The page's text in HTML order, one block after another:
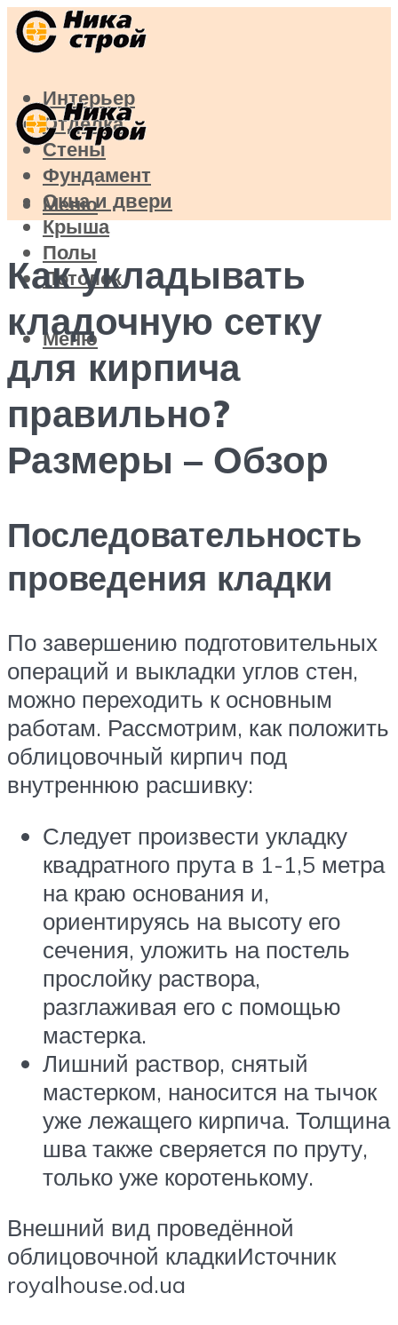
Интерьер
Отделка
Стены
Фундамент
Окна и двери
Крыша
Полы
Потолок
Меню
Меню
Как укладывать
кладочную сетку
для кирпича
правильно?
Размеры – Обзор
Последовательность
проведения кладки
По завершению подготовительных
операций и выкладки углов стен,
можно переходить к основным
работам. Рассмотрим, как положить
облицовочный кирпич под
внутреннюю расшивку:
Следует произвести укладку
квадратного прута в 1-1,5 метра
на краю основания и,
ориентируясь на высоту его
сечения, уложить на постель
прослойку раствора,
разглаживая его с помощью
мастерка.
Лишний раствор, снятый
мастерком, наносится на тычок
уже лежащего кирпича. Толщина
шва также сверяется по пруту,
только уже коротенькому.
Внешний вид проведённой
облицовочной кладкиИсточник
royalhouse.od.ua